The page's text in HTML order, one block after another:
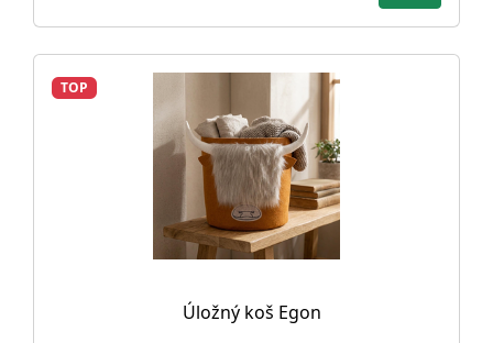
TOP
Úložný koš Egon